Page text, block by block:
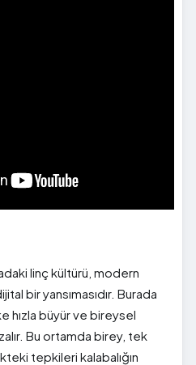
linç kültürü, modern
bir yansımasıdır. Burada
hızla büyür ve bireysel
Bu ortamda birey, tek
tepkileri kalabalığın